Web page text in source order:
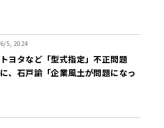
6/5, 2024
トヨタなど「型式指定」不正問題
に、石戸諭「企業風土が問題になっ